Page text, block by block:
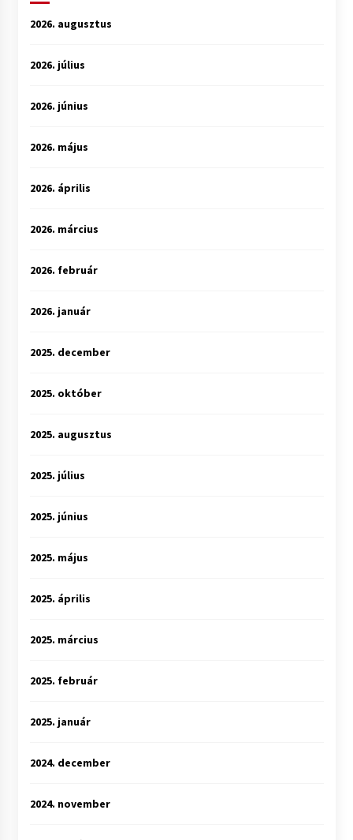
2026. augusztus
2026. július
2026. június
2026. május
2026. április
2026. március
2026. február
2026. január
2025. december
2025. október
2025. augusztus
2025. július
2025. június
2025. május
2025. április
2025. március
2025. február
2025. január
2024. december
2024. november